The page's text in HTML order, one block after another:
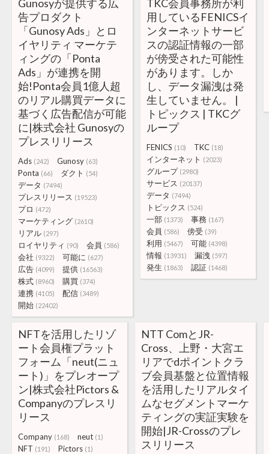
Gunosyが提供する広
告プロダクト
「Gunosy Ads」とロ
イヤリティ マーケテ
ィングの「Ponta
Ads」が連携を開
始!Ponta会員1億人超
のリアル購買データに
基づく広告配信が可能
に|株式会社 Gunosyの
プレスリリース
Ads (242) Gunosy (63)
Ponta (66) ダクト (54)
データ (7494)
プレスリリース (19523)
プロ (472)
マーケティング (2610)
リアル (297)
ロイヤリティ (90) 会員 (586)
会社 (9322) 可能に (627)
広告 (4099) 提供 (16563)
株式 (8960) 購買 (374)
連携 (4105) 配信 (3489)
開始 (22402)
TKC会員事務所が利
用しているFENICSイ
ンターネットサービ
スの認証情報の一部
が傍受された可能性
があります。しか
し、データ漏洩は発
生していません。 |
トピックス | TKCグ
ループ
FENICS (10) TKC (18)
インターネット (2023)
グループ (2980)
サービス (20137)
データ (7494)
トピックス (524)
一部 (1373) 事務 (167)
会員 (586) 傍受 (39)
利用 (5467) 可能 (4398)
情報 (13931) 漏洩 (597)
発生 (1863) 認証 (1468)
NFTを活用したリゾ
ート会員権プラット
フォーム「neut(ニュ
ート)」をプレオープ
ン|株式会社Pictors &
Companyのプレスリ
リース
Company (168) neut (1)
NFT (191) Pictors (1)
NTT ComとJR-
Cross、上野・大宮エ
リアでdポイントクラ
ブ会員基盤と位置情報
を活用したリアルタイ
ムなセグメントマーケ
ティングの実証実験を
開始|JR-Crossのプレ
スリリース